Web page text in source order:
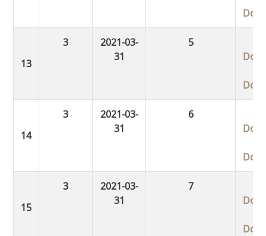
3
2021-03-
31
5
3
2021-03-
31
6
3
2021-03-
31
7